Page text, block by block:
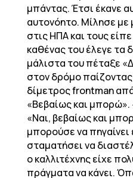
μπάντας. Έτσι έκανε
αυτονόητο. Μίλησε
στις ΗΠΑ και τους
καθένας του έλεγε τα
μάλιστα του πέταξε
στον δρόμο
δίμετρος frontman
«Βεβαίως και μπορώ».
«Ναι, βεβαίως και
μπορούσε να πηγαίνει
σταματήσει να
ο καλλιτέχνης είχε
πράγματα να κάνει.